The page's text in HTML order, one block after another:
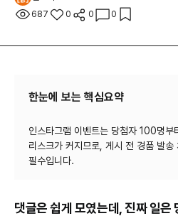
687 0 0 0
한눈에 보는 핵심요약
인스타그램 이벤트는 당첨자 100명부
리스크가 커지므로, 게시 전 경품 발송
댓글은 쉽게 모였는데, 진짜 일은